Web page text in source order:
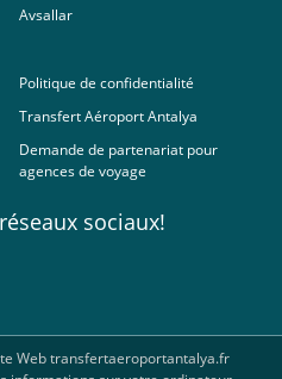
Avsallar
Politique de confidentialité
Transfert Aéroport Antalya
Demande de partenariat pour
agences de voyage
sociaux!
Web transfertaeroportantalya.fr